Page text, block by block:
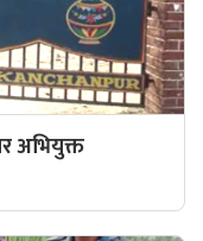
अभियुक्त